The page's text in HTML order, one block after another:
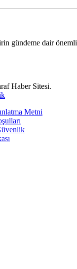
gündeme dair
Haber Sitesi.
Metni